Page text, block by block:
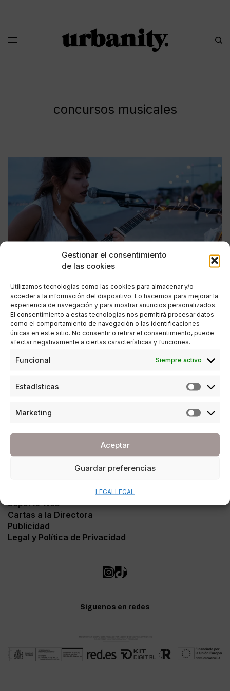
Gestionar el consentimiento
de las cookies
Utilizamos tecnologías como las cookies para almacenar y/o
acceder a la información del dispositivo. Lo hacemos para mejorar la
experiencia de navegación y para mostrar anuncios personalizados.
El consentimiento a estas tecnologías nos permitirá procesar datos
como el comportamiento de navegación o las identificaciones
únicas en este sitio. No consentir o retirar el consentimiento, puede
afectar negativamente a ciertas características y funciones.
Funcional Siempre activo
Estadísticas
Marketing
Aceptar
Guardar preferencias
LEGAL LEGAL
concursos musicales
sus últimas horas para recibir maquetas
17/04/2026
3 MINUTOS DE LECTURA
Soporte Web
Cartas a la Directora
Publicidad
Legal y Política de Privacidad
Síguenos en redes